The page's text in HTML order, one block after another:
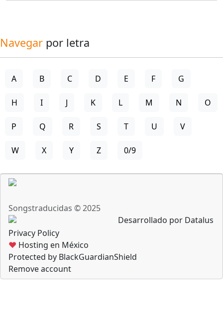
Navegar por letra
A B C D E F G
H I J K L M N O
P Q R S T U V
W X Y Z 0/9
Songstraducidas © 2025
Desarrollado por Datalus
Privacy Policy
♥ Hosting en México
Protected by BlackGuardianShield
Remove account